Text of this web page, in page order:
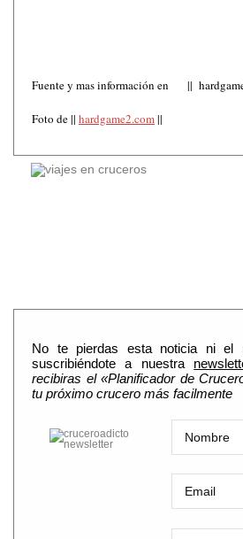
Fuente y mas información en ||
Foto de || hardgame2.com||
No te pierdas esta noticia ni el
suscribiéndote a nuestra
recibiras el «Planificador de
tu próximo crucero más facilmente